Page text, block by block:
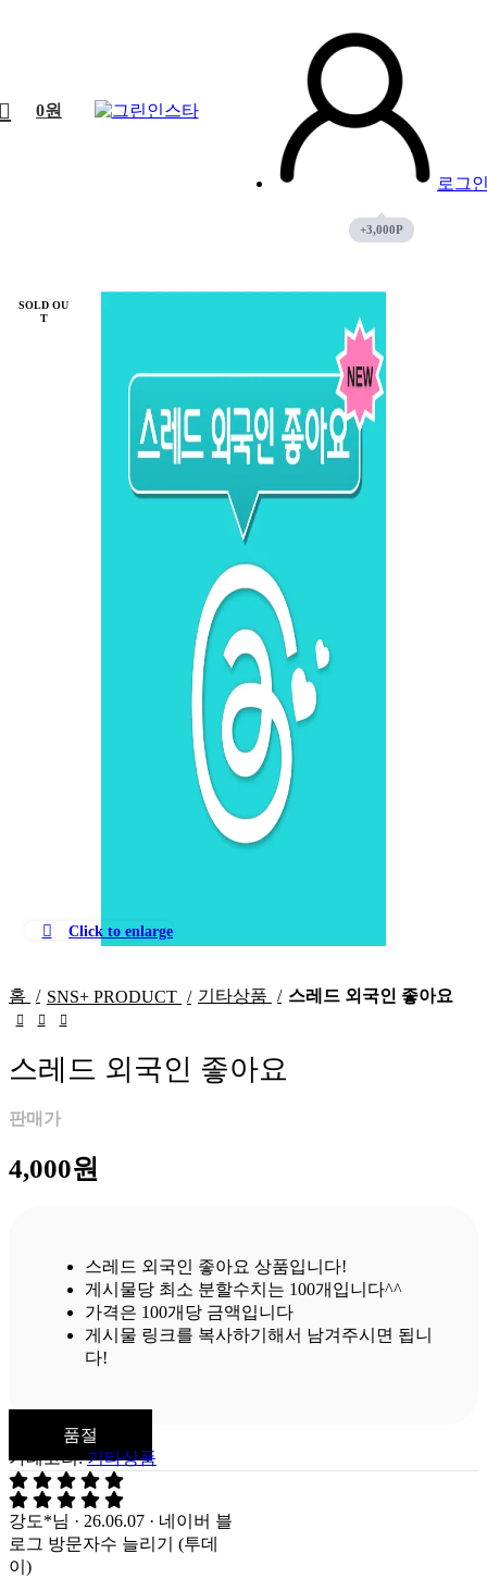
0원
로그
SOLD OU
T
Click to enlarge
홈 SNS+ PRODUCT 기타상품 스레드 외국인 좋아요
스레드 외국인 좋아요
판매가
4,000원
스레드 외국인 좋아요 상품입니다!
게시물당 최소 분할수치는 100개입니다^^
가격은 100개당 금액입니다
게시물 링크를 복사하기해서 남겨주시면 됩니
다!
품절
카테고리: 기타상품
강도*님 · 26.06.07 · 네이버 블
로그 방문자수 늘리기 (투데
이)